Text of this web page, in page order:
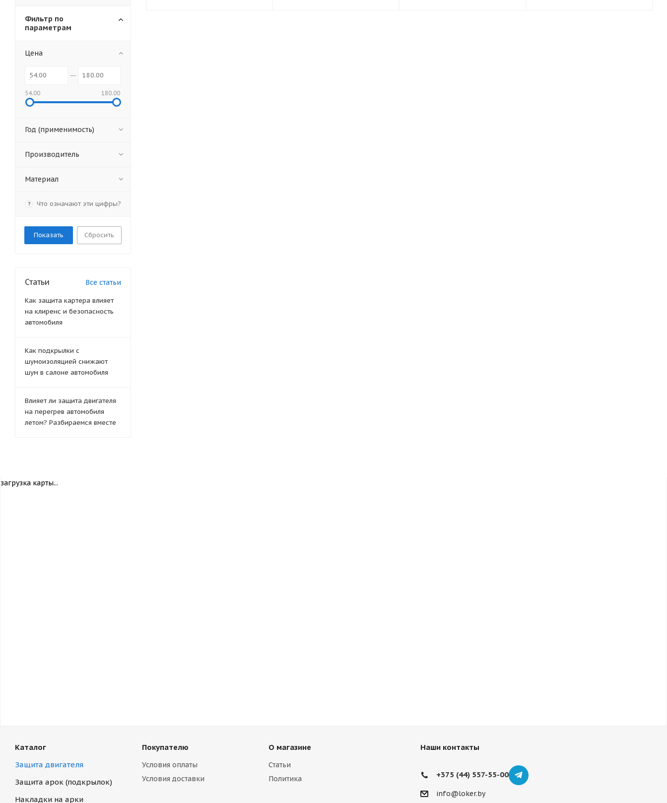
Фильтр по
параметрам
Цена
54.00 180.00
Год (применимость)
Производитель
Материал
? Что означают эти цифры?
Сбросить
Статьи Все статьи
Как защита картера влияет
на клиренс и безопасность
автомобиля
Как подкрылки с
шумоизоляцией снижают
шум в салоне автомобиля
Влияет ли защита двигателя
на перегрев автомобиля
летом? Разбираемся вместе
загрузка карты...
Каталог
Защита двигателя
Защита арок (подкрылок)
Накладки на арки
Покупателю
Условия оплаты
Условия доставки
О магазине
Статьи
Политика
Наши контакты
+375 (44) 557-55-00
info@loker.by